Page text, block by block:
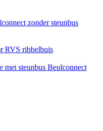
zonder steunbus
RVS ribbelbuis
met steunbus Beulconnect